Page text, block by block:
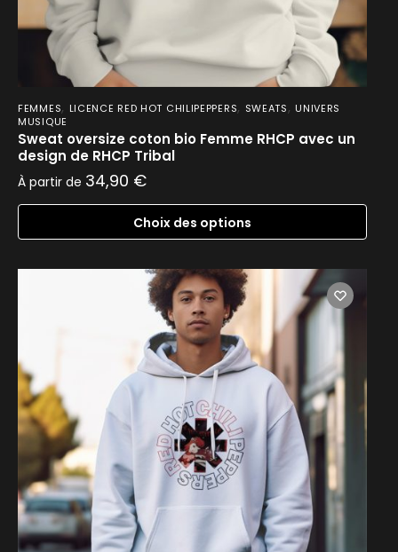
FEMMES, LICENCE RED HOT CHILIPEPPERS, SWEATS, UNIVERS
MUSIQUE
Sweat oversize coton bio Femme RHCP avec un
design de RHCP Tribal
À partir de 34,90 €
Choix des options